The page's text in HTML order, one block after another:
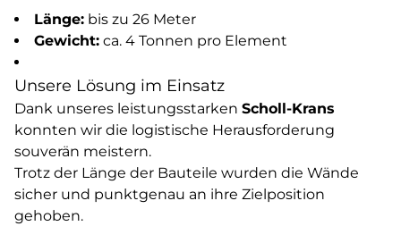
Länge: bis zu 26 Meter
Gewicht: ca. 4 Tonnen pro Element
Unsere Lösung im Einsatz
Dank unseres leistungsstarken Scholl-Krans
konnten wir die logistische Herausforderung
souverän meistern.
Trotz der Länge der Bauteile wurden die Wände
sicher und punktgenau an ihre Zielposition
gehoben.